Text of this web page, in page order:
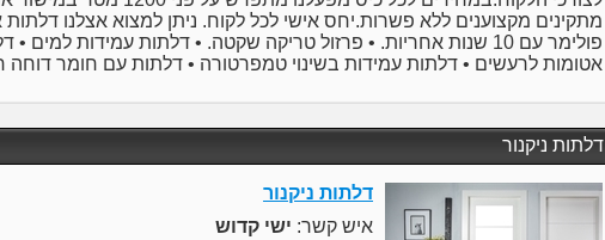
מתקינים מקצוענים ללא פשרות.יחס אישי לכל לקוח. ניתן למצוא אצלנו דלתות
פולימר עם 10 שנות אחריות. • פרזול טריקה שקטה. • דלתות עמידות למים
אטומות לרעשים • דלתות עמידות בשינוי טמפרטורה • דלתות עם חומר דוחה
דלתות ניקנור
דלתות ניקנור
איש קשר: ישי קדוש